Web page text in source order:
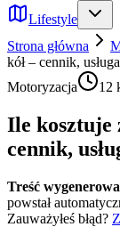
Lifestyle
Strona główna
kół – cennik,
Motoryzacja
12
Ile kosztuje
cennik,
Treść
powstał
Zauważyłeś błąd?